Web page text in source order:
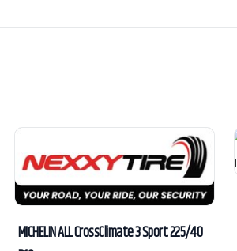
MICHELIN ALL CrossClimate 3 Sport 225/40